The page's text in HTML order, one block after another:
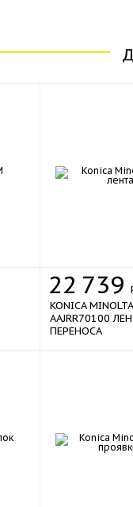
22 739
KONICA MINOLTA
AAJRR70100
ПЕРЕНОСА